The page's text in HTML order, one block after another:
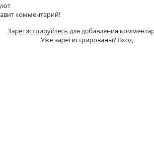
комментарий!
Зарегистрируйтесь для добавления
Уже зарегистрированы? Вход